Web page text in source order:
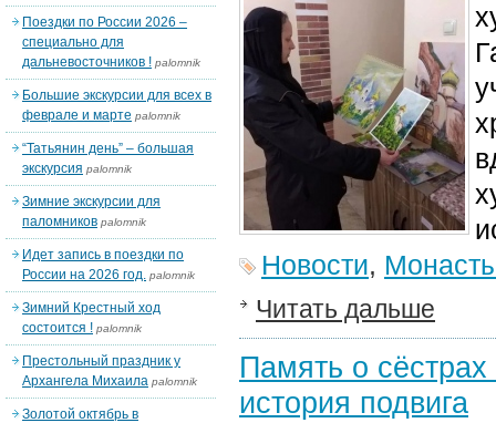
Новости,
Читать дальше
Память о
история подвига
Поездки по России 2026 –
специально для
дальневосточников ! palomnik
Большие экскурсии для всех в
феврале и марте palomnik
“Татьянин день” – большая
экскурсия palomnik
Зимние экскурсии для
паломников palomnik
Идет запись в поездки по
России на 2026 год. palomnik
Зимний Крестный ход
состоится ! palomnik
Престольный праздник у
Архангела Михаила palomnik
Золотой октябрь в